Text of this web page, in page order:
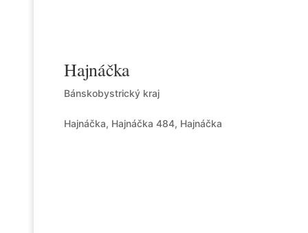
Hajnáčka
Bánskobystrický kraj
Hajnáčka, Hajnáčka 484, Hajnáčka